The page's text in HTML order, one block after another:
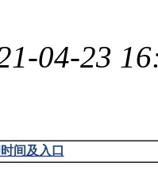
04-23
间及入口